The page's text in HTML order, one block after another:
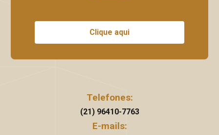
Clique aqui
Telefones:
(21) 96410-7763
E-mails: